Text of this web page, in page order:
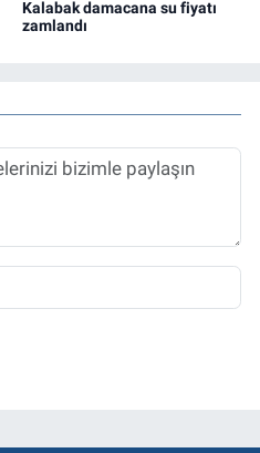
Kalabak damacana su fiyatı
zamlandı